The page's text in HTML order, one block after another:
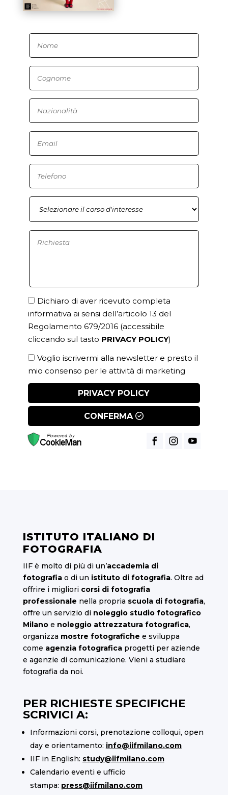
Dichiaro di aver ricevuto completa
informativa ai sensi dell’articolo 13 del
Regolamento 679/2016 (accessibile
cliccando sul tasto PRIVACY POLICY)
Voglio iscrivermi alla newsletter e presto il
mio consenso per le attività di marketing
PRIVACY POLICY
CONFERMA
ISTITUTO ITALIANO DI
FOTOGRAFIA
IIF è molto di più di un’accademia di
fotografiao di un istituto di fotografia. Oltre ad
offrire i migliori corsi di fotografia
professionale nella propria scuola di fotografia,
offre un servizio di noleggio studio fotografico
Milano e noleggio attrezzatura fotografica,
organizza mostre fotografiche e sviluppa
come agenzia fotograficaprogetti per aziende
e agenzie di comunicazione. Vieni a studiare
fotografia da noi.
PER RICHIESTE SPECIFICHE
SCRIVICI A:
Informazioni corsi, prenotazione colloqui, open
day e orientamento: info@iifmilano.com
IIF in English: study@iifmilano.com
Calendario eventi e ufficio
stampa: press@iifmilano.com